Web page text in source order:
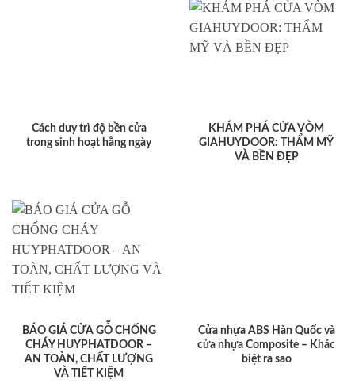
Cách duy trì độ bền cửa
trong sinh hoạt hằng ngày
KHÁM PHÁ CỬA VÒM
GIAHUYDOOR: THẨM MỸ
VÀ BỀN ĐẸP
BÁO GIÁ CỬA GỖ CHỐNG
CHÁY HUYPHATDOOR –
AN TOÀN, CHẤT LƯỢNG
VÀ TIẾT KIỆM
Cửa nhựa ABS Hàn Quốc và
cửa nhựa Composite – Khác
biệt ra sao